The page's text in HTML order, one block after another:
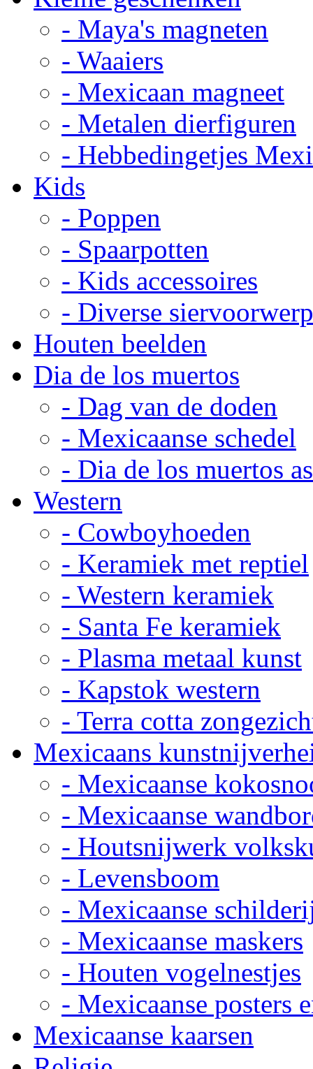
- Maya's magneten
- Waaiers
- Mexicaan magneet
- Metalen dierfiguren
- Hebbedingetjes
Kids
- Poppen
- Spaarpotten
- Kids accessoires
- Diverse
Houten beelden
Dia de los muertos
- Dag van de doden
- Mexicaanse schedel
- Dia de los muertos
Western
- Cowboyhoeden
- Keramiek met reptiel
- Western keramiek
- Santa Fe keramiek
- Plasma metaal kunst
- Kapstok western
- Terra cotta
Mexicaans
- Mexicaanse
- Mexicaanse
- Houtsnijwerk
- Levensboom
- Mexicaanse
- Mexicaanse maskers
- Houten vogelnestjes
- Mexicaanse posters
Mexicaanse kaarsen